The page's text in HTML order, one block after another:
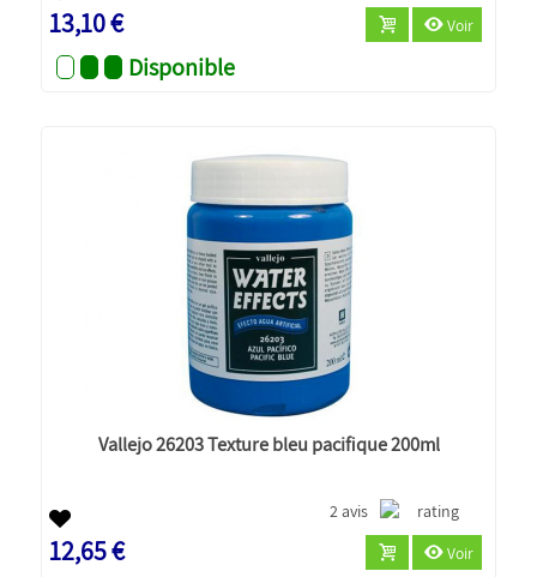
13,10 € Voir
Disponible
Vallejo 26203 Texture bleu pacifique 200ml
2 avis
12,65 € Voir